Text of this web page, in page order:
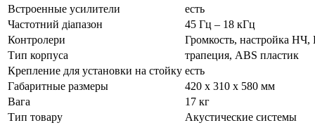
Встроенные усилители
есть
Частотний діапазон
45 Гц – 18 кГц
Контролери
Громкость, настройка НЧ,
Тип корпуса
трапеция, ABS пластик
Крепление для установки на стойку есть
Габаритные размеры
420 х 310 х 580 мм
Вага
17 кг
Тип товару
Акустические системы